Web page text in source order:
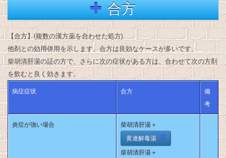
合方
【合方】(複数の漢方薬を合わせた処方)
他剤との効用併用を示します。合方は良効なケースが多いです。
柴胡清肝湯の証の方で、さらに次の症状がある方は、合わせて次の方剤
を飲むと良く効きます。
病症症状 合方
備
考
炎症が強い場合 柴胡清肝湯＋
黄連解毒湯
柴胡清肝湯＋